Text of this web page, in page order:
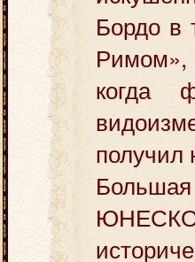
Бордо в
когда
получил